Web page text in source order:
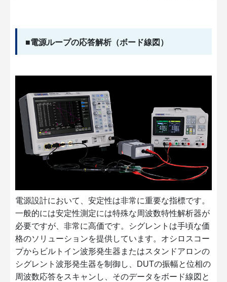
■電源ループの応答解析（ボード線図）
電源設計において、安定性は非常に重要な指標です。
一般的には安定性測定には特殊な周波数特性解析器が
必要ですが、非常に高価です。シグレントは手頃な価
格のソリューションを提供しています。オシロスコー
プからビルトイン波形発生器またはスタンドアロンの
シグレント波形発生器を制御し、DUTの振幅と位相の
周波数応答をスキャンし、そのデータをボード線図と